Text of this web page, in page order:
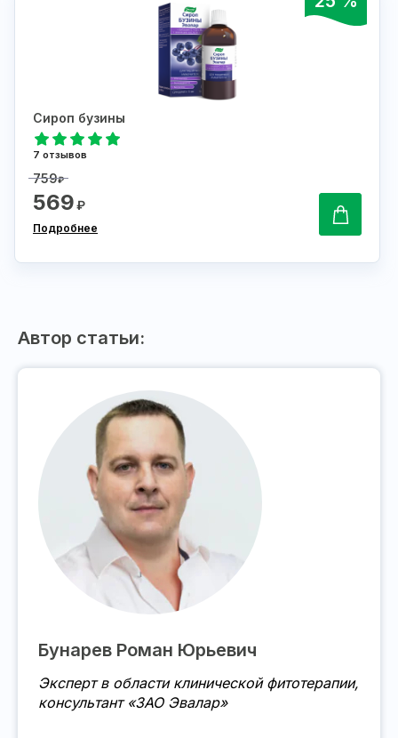
Сироп бузины
7 отзывов
759₽
569₽
Подробнее
Автор статьи:
Бунарев Роман Юрьевич
Эксперт в области клинической фитотерапии,
консультант «ЗАО Эвалар»